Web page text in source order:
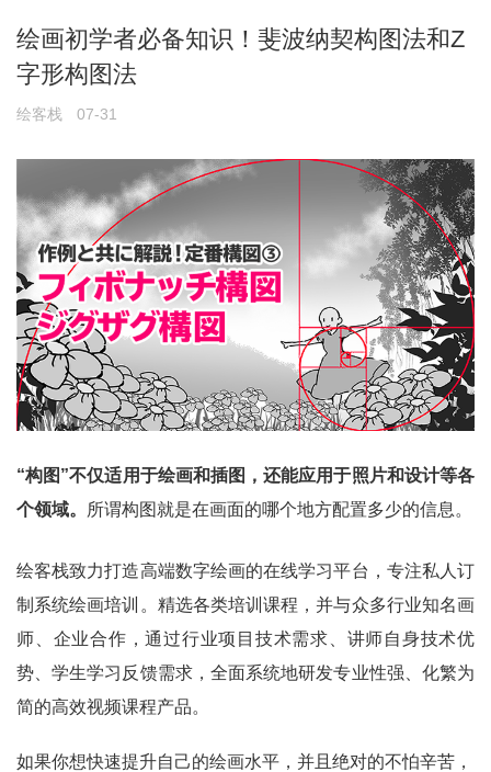
绘画初学者必备知识！斐波纳契构图法和Z
字形构图法
绘客栈 07-31
“构图”不仅适用于绘画和插图，还能应用于照片和设计等各
个领域。
所谓构图就是在画面的哪个地方配置多少的信息。
绘客栈致力打造高端数字绘画的在线学习平台，专注私人订
制系统绘画培训。精选各类培训课程，并与众多行业知名画
师、企业合作，通过行业项目技术需求、讲师自身技术优
势、学生学习反馈需求，全面系统地研发专业性强、化繁为
简的高效视频课程产品。
如果你想快速提升自己的绘画水平，并且绝对的不怕辛苦，